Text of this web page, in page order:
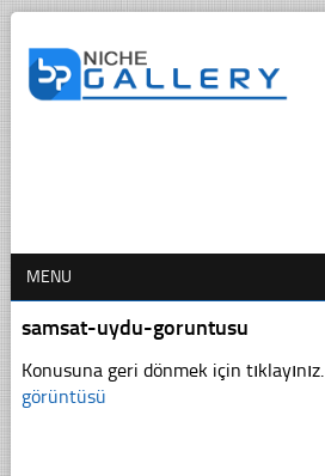
MENU
samsat-uydu-goruntusu
Konusuna geri dönmek için tıklayınız.
görüntüsü